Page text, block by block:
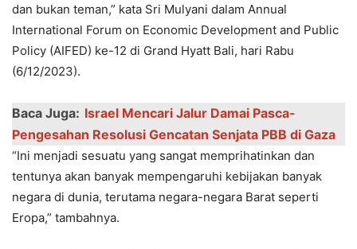
dan bukan teman,” kata Sri Mulyani dalam Annual
International Forum on Economic Development and Public
Policy (AIFED) ke-12 di Grand Hyatt Bali, hari Rabu
(6/12/2023).
Baca Juga: Israel Mencari Jalur Damai Pasca-
Pengesahan Resolusi Gencatan Senjata PBB di Gaza
“Ini menjadi sesuatu yang sangat memprihatinkan dan
tentunya akan banyak mempengaruhi kebijakan banyak
negara di dunia, terutama negara-negara Barat seperti
Eropa,” tambahnya.